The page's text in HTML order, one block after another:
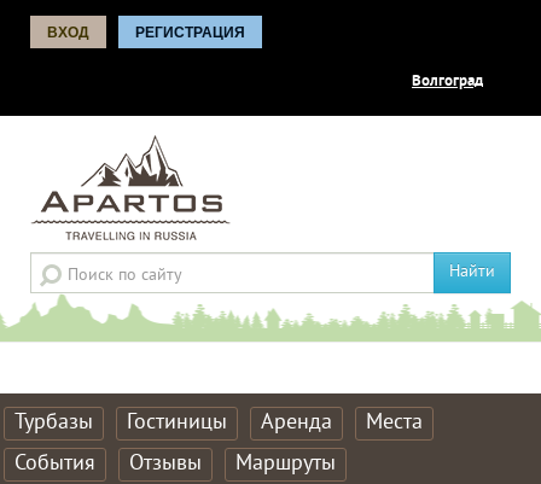
ВХОД РЕГИСТРАЦИЯ
Волгоград
Найти
Турбазы Гостиницы Аренда
Места
События
Отзывы Маршруты